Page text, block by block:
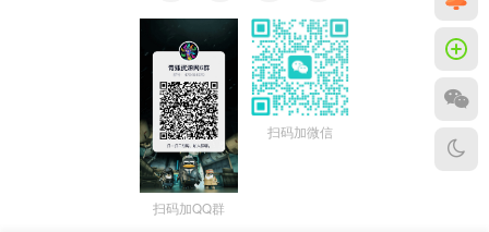
扫码加QQ群
扫码加微信